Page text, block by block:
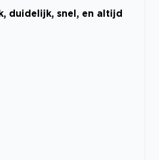
duidelijk, snel, en altijd